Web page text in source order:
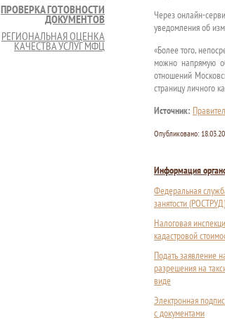
ПРОВЕРКА ГОТОВНОСТИ
ДОКУМЕНТОВ
РЕГИОНАЛЬНАЯ ОЦЕНКА
КАЧЕСТВА УСЛУГ МФЦ
Через онлайн-
уведомления об
«Более того,
можно напрямую
отношений
страницу личного
Источник:
Опубликовано:
Информация
Федеральная
занятости (РОСТРУД)
Налоговая
кадастровой
Подать заявление
разрешения на
виде
Электронная
с документами